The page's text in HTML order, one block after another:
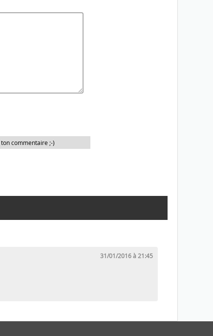
commentaire ;-)
31/01/2016 à 21:45